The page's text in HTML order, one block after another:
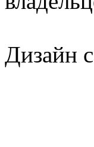
Дизайн